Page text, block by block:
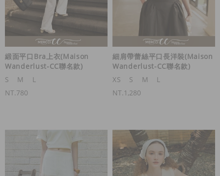
緞面平口Bra上衣(Maison
Wanderlust-CC聯名款)
S
M
L
NT.780
細肩帶蕾絲平口長洋裝(Maison
Wanderlust-CC聯名款)
XS
S M
L
NT.1,280